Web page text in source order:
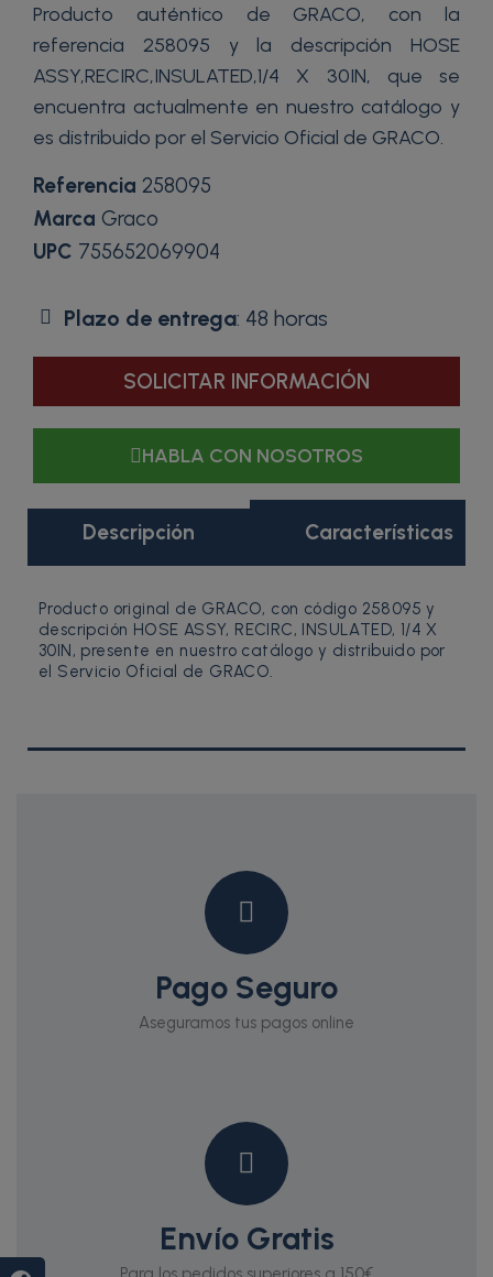
Producto auténtico de GRACO, con la
referencia 258095 y la descripción HOSE
ASSY,RECIRC,INSULATED,1/4 X 30IN, que se
encuentra actualmente en nuestro catálogo y
es distribuido por el Servicio Oficial de GRACO.
Referencia 258095
Marca Graco
UPC 755652069904
Plazo de entrega: 48 horas
SOLICITAR INFORMACIÓN
HABLA CON NOSOTROS
Descripción Características
Producto original de GRACO, con código 258095 y
descripción HOSE ASSY, RECIRC, INSULATED, 1/4 X
30IN, presente en nuestro catálogo y distribuido por
el Servicio Oficial de GRACO.
Pago Seguro
Aseguramos tus pagos online
Envío Gratis